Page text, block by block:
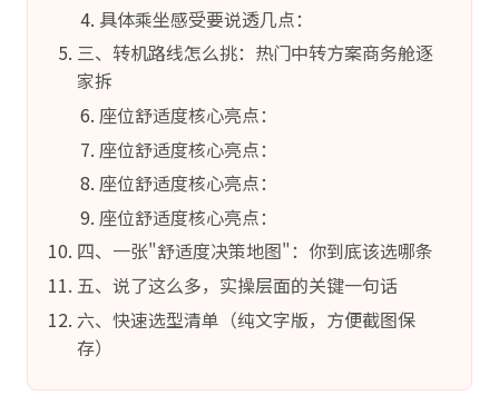
具体乘坐感受要说透几点：
三、转机路线怎么挑：热门中转方案商务舱逐
家拆
座位舒适度核心亮点：
座位舒适度核心亮点：
座位舒适度核心亮点：
座位舒适度核心亮点：
四、一张"舒适度决策地图"：你到底该选哪条
五、说了这么多，实操层面的关键一句话
六、快速选型清单（纯文字版，方便截图保
存）